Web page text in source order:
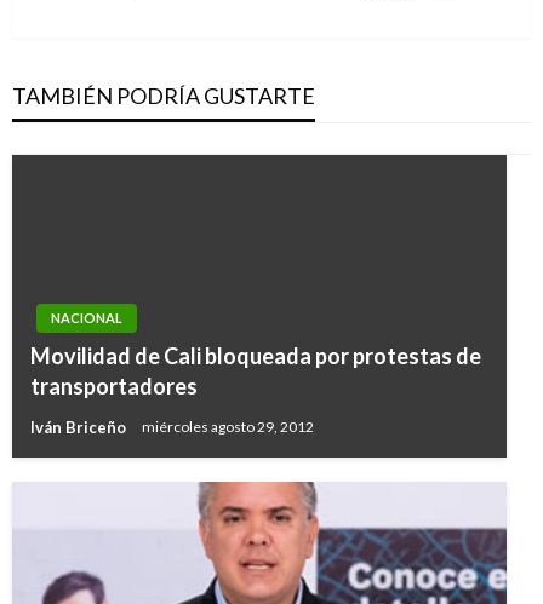
TAMBIÉN PODRÍA GUSTARTE
NACIONAL
Movilidad de Cali bloqueada por protestas de
transportadores
Iván Briceño miércoles agosto 29, 2012